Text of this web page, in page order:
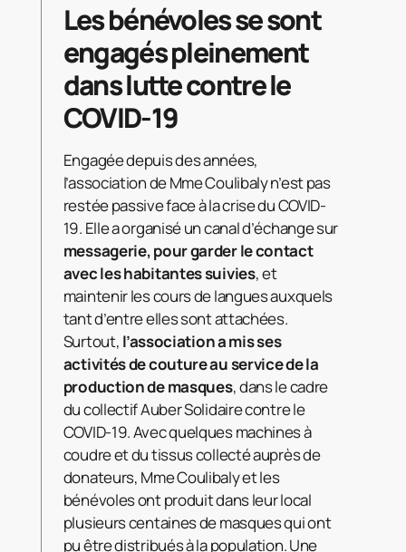
Les bénévoles se sont
engagés pleinement
dans lutte contre le
COVID-19
Engagée depuis des années,
l’association de Mme Coulibaly n’est pas
restée passive face à la crise du COVID-
19. Elle a organisé un canal d’échange sur
messagerie, pour garder le contact
avec les habitantes suivies, et
maintenir les cours de langues auxquels
tant d’entre elles sont attachées.
Surtout, l’association a mis ses
activités de couture au service de la
production de masques, dans le cadre
du collectif Auber Solidaire contre le
COVID-19. Avec quelques machines à
coudre et du tissus collecté auprès de
donateurs, Mme Coulibaly et les
bénévoles ont produit dans leur local
plusieurs centaines de masques qui ont
pu être distribués à la population. Une